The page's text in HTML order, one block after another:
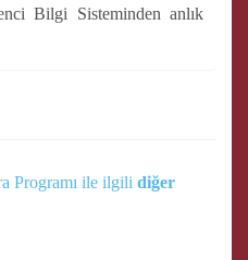
Bilgi Sisteminden anlık
Programı ile ilgili diğer